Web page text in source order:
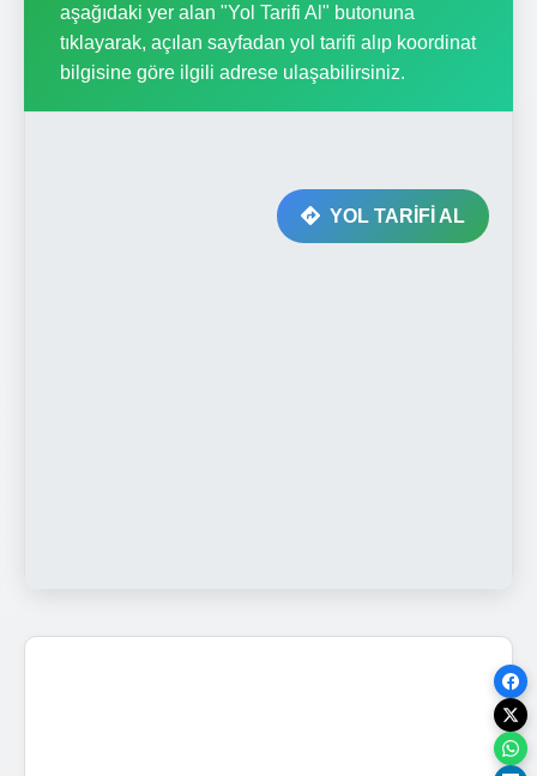
aşağıdaki yer alan "Yol Tarifi Al" butonuna
tıklayarak, açılan sayfadan yol tarifi alıp koordinat
bilgisine göre ilgili adrese ulaşabilirsiniz.
YOL TARİFİ AL